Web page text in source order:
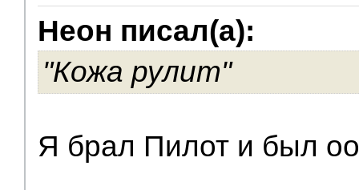
Неон писал(а):
"Кожа рулит"
Я брал Пилот и был
V.I.P.